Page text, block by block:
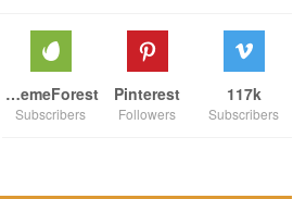
117k
Subscribers
Pinterest
Followers
ThemeForest
Subscribers